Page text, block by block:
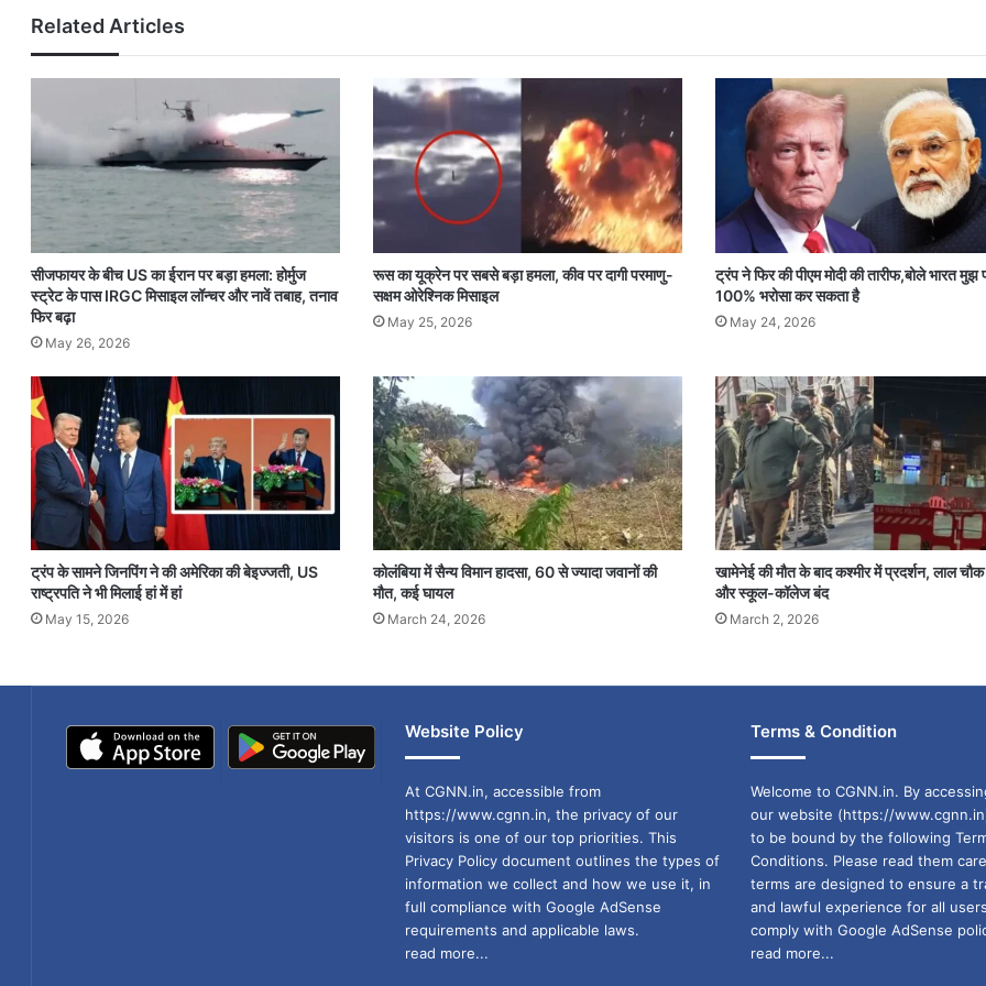
Related Articles
सीजफायर के बीच US का ईरान पर बड़ा हमला: होर्मुज
स्ट्रेट के पास IRGC मिसाइल लॉन्चर और नावें तबाह, तनाव
फिर बढ़ा
May 26, 2026
रूस का यूक्रेन पर सबसे बड़ा हमला, कीव पर दागी परमाणु-
सक्षम ओरेश्निक मिसाइल
May 25, 2026
ट्रंप ने फिर की पीएम मोदी की तारीफ,बोले भारत मुझ
100% भरोसा कर सकता है
May 24, 2026
ट्रंप के सामने जिनपिंग ने की अमेरिका की बेइज्जती, US
राष्ट्रपति ने भी मिलाई हां में हां
May 15, 2026
कोलंबिया में सैन्य विमान हादसा, 60 से ज्यादा जवानों की
मौत, कई घायल
March 24, 2026
खामेनेई की मौत के बाद कश्मीर में प्रदर्शन, लाल
और स्कूल-कॉलेज बंद
March 2, 2026
Website Policy
At CGNN.in, accessible from
https://www.cgnn.in, the privacy of our
visitors is one of our top priorities. This
Privacy Policy document outlines the types of
information we collect and how we use it, in
full compliance with Google AdSense
requirements and applicable laws.
read more...
Terms & Condition
Welcome to CGNN.in. By
our website (https://
to be bound by the following
Conditions. Please read them
terms are designed to ensure a
and lawful experience for all
comply with Google AdSense
read more...